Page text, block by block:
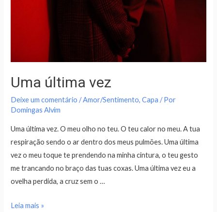
Uma última vez
Deixe um comentário /Amor/Sentimento,Capa / Por
Domingas Alvim
Uma última vez. O meu olho no teu. O teu calor no meu. A tua
respiração sendo o ar dentro dos meus pulmões. Uma última
vez o meu toque te prendendo na minha cintura, o teu gesto
me trancando no braço das tuas coxas. Uma última vez eu a
ovelha perdida, a cruz sem o …
Leia mais »